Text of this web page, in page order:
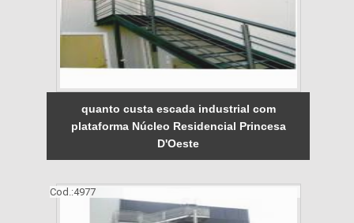
quanto custa escada industrial com
plataforma Núcleo Residencial Princesa
D'Oeste
Cod.:4977